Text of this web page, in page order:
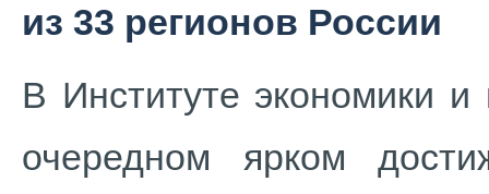
из 33 регионов России
В Институте экономики
очередном ярком